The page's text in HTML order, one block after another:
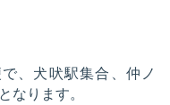
、犬吠駅集合、仲ノ
なります。